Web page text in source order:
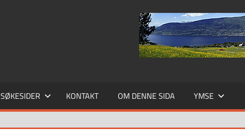
SØKESIDER KONTAKT OM DENNE SIDA YMSE